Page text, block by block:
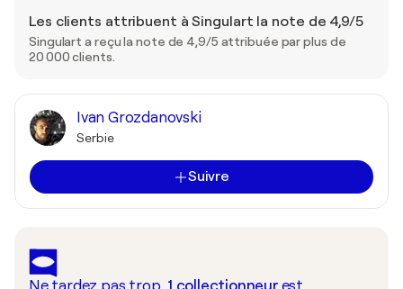
Les clients attribuent à Singulart la note de 4,9/5
Singulart a reçu la note de 4,9/5 attribuée par plus de
20 000 clients.
Ivan Grozdanovski
Serbie
Suivre